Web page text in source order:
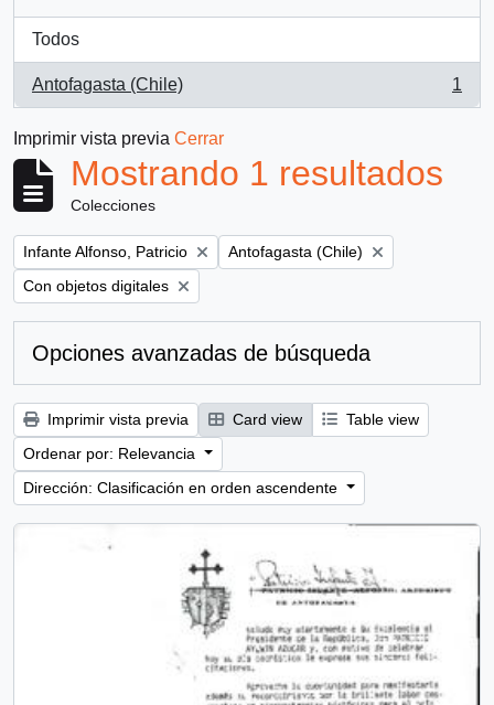
Todos
Antofagasta (Chile)
, 1 resultados
1
Imprimir vista previa Cerrar
Mostrando 1 resultados
Colecciones
Remove filter:
Infante Alfonso, Patricio Remove filter:
Antofagasta (Chile)
Remove filter:
Con objetos digitales
Opciones avanzadas de búsqueda
Imprimir vista previa Card view
Table view
Ordenar por: Relevancia
Dirección: Clasificación en orden ascendente